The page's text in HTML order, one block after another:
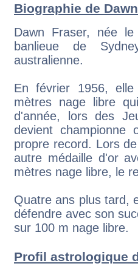
Biographie de
Dawn Fraser, née
banlieue de
australienne.
En février 1956,
mètres nage libre
d'année, lors des
devient championne
propre record. Lors
autre médaille d'or
mètres nage libre, le
Quatre ans plus tard,
défendre avec son
sur 100 m nage libre.
Profil astrologique